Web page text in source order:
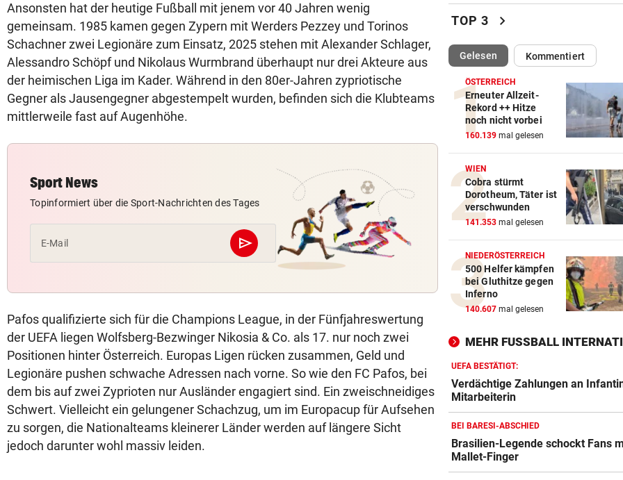
Ansonsten hat der heutige Fußball mit jenem vor 40 Jahren wenig
gemeinsam. 1985 kamen gegen Zypern mit Werders Pezzey und Torinos
Schachner zwei Legionäre zum Einsatz, 2025 stehen mit Alexander Schlager,
Alessandro Schöpf und Nikolaus Wurmbrand überhaupt nur drei Akteure aus
der heimischen Liga im Kader. Während in den 80er-Jahren zypriotische
Gegner als Jausengegner abgestempelt wurden, befinden sich die Klubteams
mittlerweile fast auf Augenhöhe.
Sport News
Topinformiert über die Sport-Nachrichten des Tages
E-Mail send
Abschicken
Pafos qualifizierte sich für die Champions League, in der Fünfjahreswertung
der UEFA liegen Wolfsberg-Bezwinger Nikosia & Co. als 17. nur noch zwei
Positionen hinter Österreich. Europas Ligen rücken zusammen, Geld und
Legionäre pushen schwache Adressen nach vorne. So wie den FC Pafos, bei
dem bis auf zwei Zyprioten nur Ausländer engagiert sind. Ein zweischneidiges
Schwert. Vielleicht ein gelungener Schachzug, um im Europacup für Aufsehen
zu sorgen, die Nationalteams kleinerer Länder werden auf längere Sicht
jedoch darunter wohl massiv leiden.
TOP 3 chevron_right
Gelesen(ausgewählt)Kommentiert
ÖSTERREICH
Erneuter Allzeit-
Rekord ++ Hitze
noch nicht vorbei
160.139 mal gelesen
WIEN
Cobra stürmt
Dorotheum, Täter ist
verschwunden
141.353 mal gelesen
NIEDERÖSTERREICH
500 Helfer kämpfen
bei Gluthitze gegen
Inferno
140.607 mal gelesen
MEHR FUSSBALL
UEFA BESTÄTIGT:
Verdächtige Zahlungen an
Mitarbeiterin
BEI BARESI-ABSCHIED
Brasilien-Legende schockt Fans
Mallet-Finger